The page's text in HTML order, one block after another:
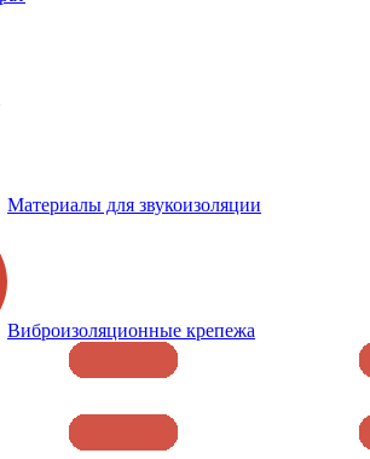
Материалы для звукоизоляции
Виброизоляционные крепежа